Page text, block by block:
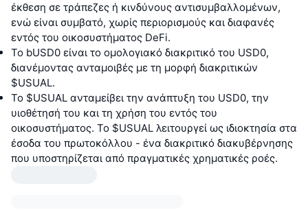
έκθεση σε τράπεζες ή κινδύνους αντισυμβαλλομένων,
ενώ είναι συμβατό, χωρίς περιορισμούς και διαφανές
εντός του οικοσυστήματος DeFi.
Το bUSD0 είναι το ομολογιακό διακριτικό του USD0,
διανέμοντας ανταμοιβές με τη μορφή διακριτικών
$USUAL.
Το $USUAL ανταμείβει την ανάπτυξη του USD0, την
υιοθέτησή του και τη χρήση του εντός του
οικοσυστήματος. Το $USUAL λειτουργεί ως ιδιοκτησία στα
έσοδα του πρωτοκόλλου - ένα διακριτικό διακυβέρνησης
που υποστηρίζεται από πραγματικές χρηματικές ροές.